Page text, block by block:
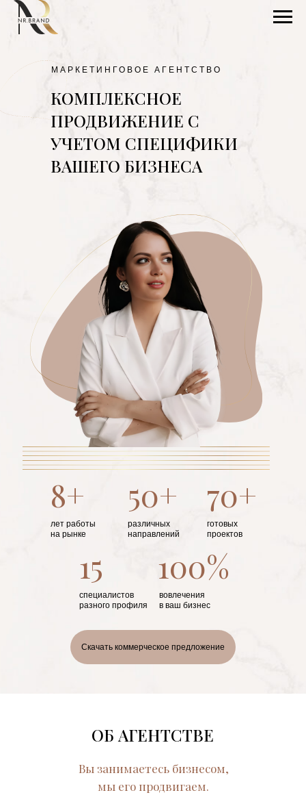
Скачать коммерческое предложение
8+
лет работы
на рынке
50+ 70+
различных
направлений
готовых
проектов
15 100%
специалистов
разного профиля
вовлечения
в ваш бизнес
МАРКЕТИНГОВОЕ АГЕНТСТВО
КОМПЛЕКСНОЕ
ПРОДВИЖЕНИЕ С
УЧЕТОМ СПЕЦИФИКИ
ВАШЕГО БИЗНЕСА
ОБ АГЕНТСТВЕ
Вы занимаетесь бизнесом,
мы его продвигаем.